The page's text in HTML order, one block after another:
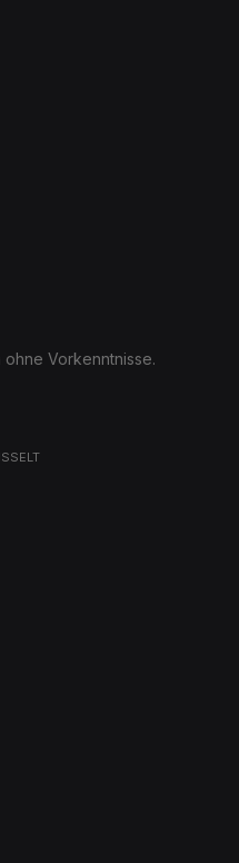
ohne Vorkenntnisse.